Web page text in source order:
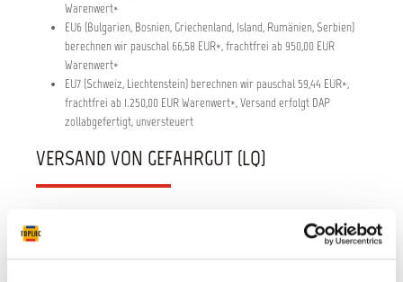
Warenwert*
EU6 (Bulgarien, Bosnien, Griechenland, Island, Rumänien, Serbien)
berechnen wir pauschal 66,58 EUR*, frachtfrei ab 950,00 EUR
Warenwert*
EU7 (Schweiz, Liechtenstein) berechnen wir pauschal 59,44 EUR*,
frachtfrei ab 1.250,00 EUR Warenwert*, Versand erfolgt DAP
zollabgefertigt, unversteuert
VERSAND VON GEFAHRGUT (LQ)
Lackierzubehörprodukte unterliegen strengen Richtlinien, was den